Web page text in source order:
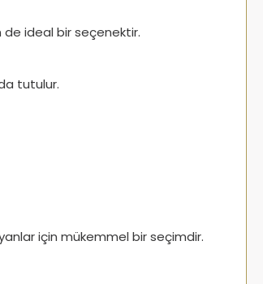
de ideal bir seçenektir.
tutulur.
için mükemmel bir seçimdir.